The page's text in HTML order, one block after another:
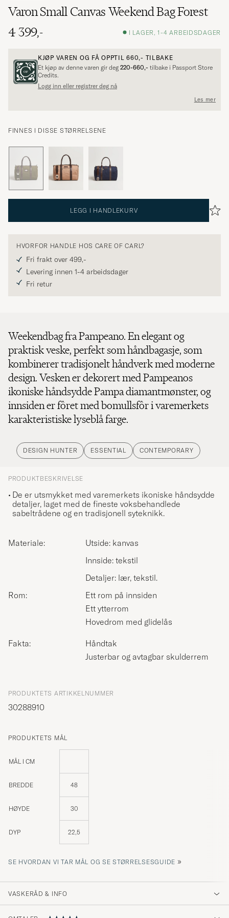
Varon Small Canvas Weekend Bag Forest
4 399,-
I LAGER, 1-4 ARBEIDSDAGER
KJØP VAREN OG FÅ OPPTIL660,- TILBAKE
Et kjøp av denne varen gir deg 220-660,- tilbake i Passport Store
Credits.
Logg inn eller registrer deg nå
Les mer
FINNES I DISSE STØRRELSENE
LEGG I HANDLEKURV
HVORFOR HANDLE HOS CARE OF CARL?
Fri frakt over 499,-
Levering innen 1-4 arbeidsdager
Fri retur
Weekendbag fra Pampeano. En elegant og
praktisk veske, perfekt som håndbagasje, som
kombinerer tradisjonelt håndverk med moderne
design. Vesken er dekorert med Pampeanos
ikoniske håndsydde Pampa diamantmønster, og
innsiden er fôret med bomullsfôr i varemerkets
karakteristiske lyseblå farge.
DESIGN HUNTER ESSENTIAL CONTEMPORARY
PRODUKTBESKRIVELSE
De er utsmykket med varemerkets ikoniske håndsydde
detaljer, laget med de fineste voksbehandlede
sabeltrådene og en tradisjonell syteknikk.
Materiale:
Utside: kanvas
Innside: tekstil
Detaljer: lær, tekstil.
Rom:
Ett rom på innsiden
Ett ytterrom
Hovedrom med glidelås
Fakta:
Håndtak
Justerbar og avtagbar skulderrem
PRODUKTETS ARTIKKELNUMMER
30288910
PRODUKTETS MÅL
MÅL I CM
BREDDE 48
HØYDE 30
DYP 22,5
SE HVORDAN VI TAR MÅL OG SE STØRRELSESGUIDE »
VASKERÅD & INFO